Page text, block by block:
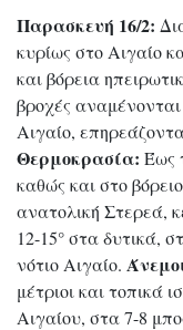
Παρασκευή 16/2:
κυρίως στο Αιγαίο
και βόρεια
βροχές
Αιγαίο,
Θερμοκρασία: Έως
καθώς και στο
ανατολική Στερεά,
12-15° στα δυτικά,
νότιο Αιγαίο.
μέτριοι και τοπικά
Αιγαίου, στα 7-8